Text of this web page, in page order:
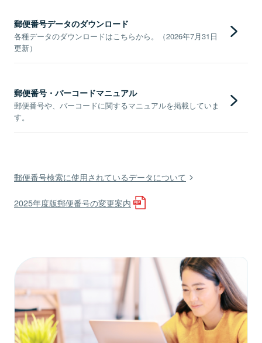
郵便番号データのダウンロード
各種データのダウンロードはこちらから。（2026年7月31日
更新）
郵便番号・バーコードマニュアル
郵便番号や、バーコードに関するマニュアルを掲載していま
す。
郵便番号検索に使用されているデータについて
2025年度版郵便番号の変更案内